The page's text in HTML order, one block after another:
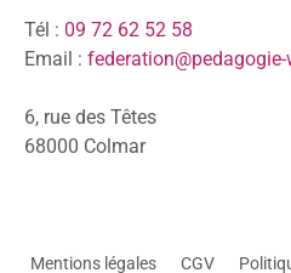
Tél : 09 72 62 52 58
Email :
6, rue des Têtes
68000 Colmar
Mentions légales CGV